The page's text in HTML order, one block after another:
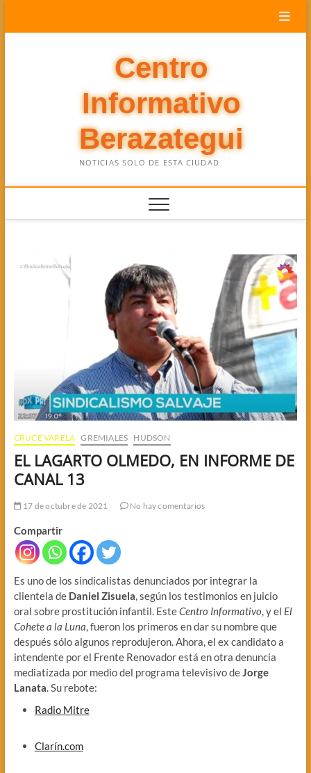
Centro
Informativo
Berazategui
NOTICIAS SOLO DE ESTA CIUDAD
CRUCE VARELA GREMIALES HUDSON
EL LAGARTO OLMEDO, EN INFORME DE
CANAL 13
17 de octubre de 2021 No hay comentarios
Compartir
Es uno de los sindicalistas denunciados por integrar la
clientela de Daniel Zisuela, según los testimonios en juicio
oral sobre prostitución infantil. EsteCentro Informativo, y el El
Cohete a la Luna, fueron los primeros en dar su nombre que
después sólo algunos reprodujeron. Ahora, el ex candidato a
intendente por el Frente Renovador está en otra denuncia
mediatizada por medio del programa televisivo deJorge
Lanata. Su rebote:
Radio Mitre
Clarín.com